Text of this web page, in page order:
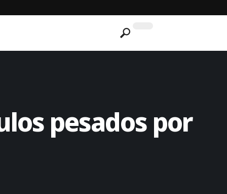
pesados ​​por